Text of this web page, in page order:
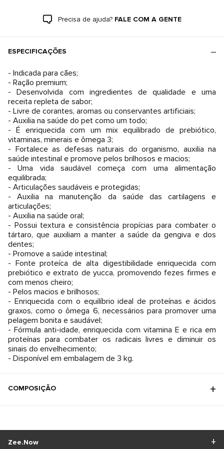
Precisa de ajuda? FALE COM A GENTE
ESPECIFICAÇÕES
- Indicada para cães;
- Ração premium;
- Desenvolvida com ingredientes de qualidade e uma
receita repleta de sabor;
- Livre de corantes, aromas ou conservantes artificiais;
- Auxilia na saúde do pet como um todo;
- É enriquecida com um mix equilibrado de prebiótico,
vitaminas, minerais e ômega 3;
- Fortalece as defesas naturais do organismo, auxilia na
saúde intestinal e promove pelos brilhosos e macios;
- Uma vida saudável começa com uma alimentação
equilibrada;
- Articulações saudáveis e protegidas;
- Auxilia na manutenção da saúde das cartilagens e
articulações;
- Auxilia na saúde oral;
- Possui textura e consistência propícias para combater o
tártaro, que auxiliam a manter a saúde da gengiva e dos
dentes;
- Promove a saúde intestinal;
- Fonte proteíca de alta digestibilidade enriquecida com
prebiótico e extrato de yucca, promovendo fezes firmes e
com menos cheiro;
- Pelos macios e brilhosos;
- Enriquecida com o equilíbrio ideal de proteínas e ácidos
graxos, como o ômega 6, necessários para promover uma
pelagem bonita e saudável;
- Fórmula anti-idade, enriquecida com vitamina E e rica em
proteínas para combater os radicais livres e diminuir os
sinais do envelhecimento;
- Disponível em embalagem de 3 kg.
COMPOSIÇÃO
Zee.Now